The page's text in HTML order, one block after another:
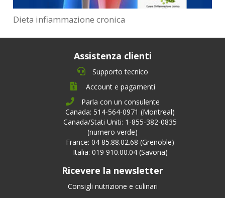
Dieta infiammazione cronica
Assistenza clienti
Supporto tecnico
Account e pagamenti
Parla con un consulente
Canada: 514-564-0971 (Montreal)
Canada/Stati Uniti: 1-855-382-0835
(numero verde)
France: 04 85.88.02.68 (Grenoble)
Italia: 019 910.00.04 (Savona)
Ricevere la newsletter
Consigli nutrizione e culinari